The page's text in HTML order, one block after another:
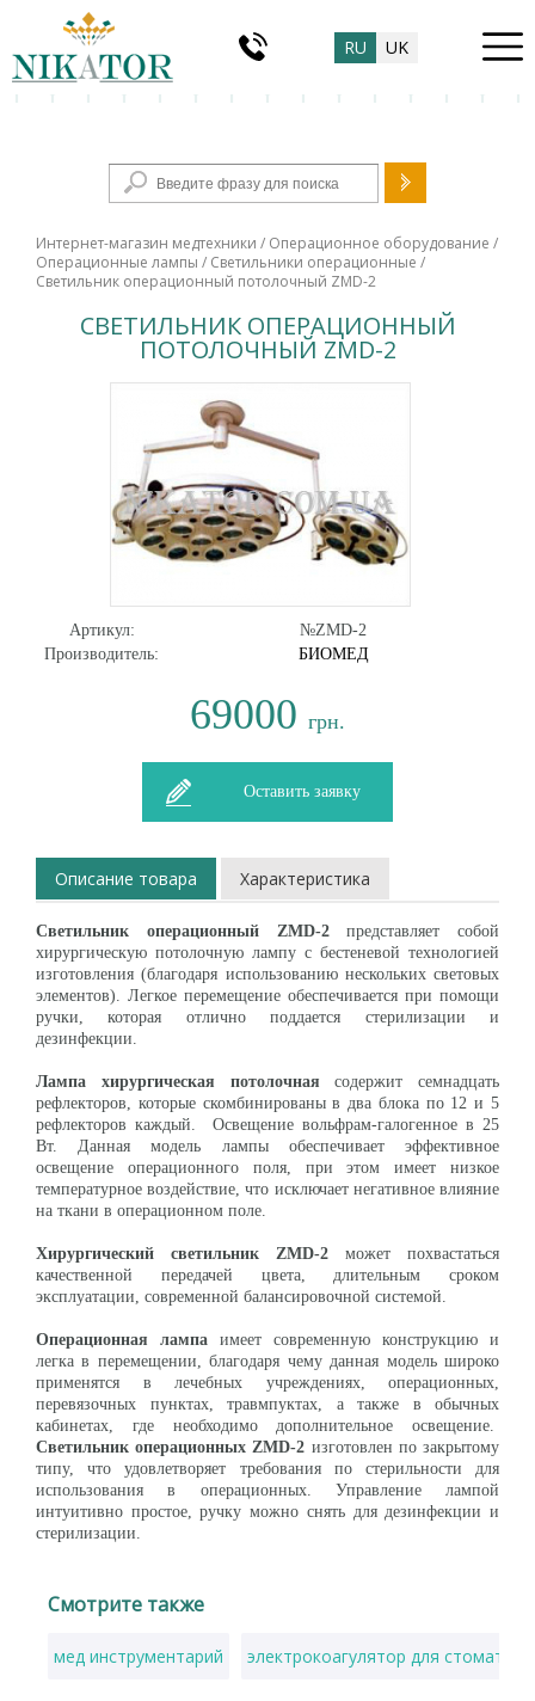
RU UK
Форма поиска
Интернет-магазин медтехники / Операционное оборудование /
Операционные лампы / Светильники операционные /
Светильник операционный потолочный ZMD-2
СВЕТИЛЬНИК ОПЕРАЦИОННЫЙ
ПОТОЛОЧНЫЙ ZMD-2
Артикул:
№ZMD-2
Производитель:
БИОМЕД
69000 грн.
Оставить заявку
Описание товара Характеристика
Светильник операционный ZMD-2представляет собой
хирургическую потолочную лампу с бестеневой технологией
изготовления (благодаря использованию нескольких световых
элементов). Легкое перемещение обеспечивается при помощи
ручки, которая отлично поддается стерилизации и
дезинфекции.
Лампа хирургическая потолочная содержит семнадцать
рефлекторов, которые скомбинированы в два блока по 12 и 5
рефлекторов каждый. Освещение вольфрам-галогенное в 25
Вт. Данная модель лампы обеспечивает эффективное
освещение операционного поля, при этом имеет низкое
температурное воздействие, что исключает негативное влияние
на ткани в операционном поле.
Хирургический светильник ZMD-2 может похвастаться
качественной передачей цвета, длительным сроком
эксплуатации, современной балансировочной системой.
Операционная лампа имеет современную конструкцию и
легка в перемещении, благодаря чему данная модель широко
применятся в лечебных учреждениях, операционных,
перевязочных пунктах, травмпуктах, а также в обычных
кабинетах, где необходимо дополнительное освещение.
Светильник операционных ZMD-2 изготовлен по закрытому
типу, что удовлетворяет требования по стерильности для
использования в операционных. Управление лампой
интуитивно простое, ручку можно снять для дезинфекции и
стерилизации.
Смотрите также
мед инструментарий электрокоагулятор для